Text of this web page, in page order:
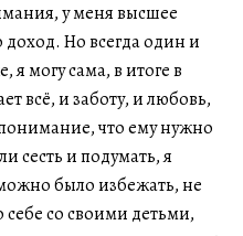
у меня высшее
Но всегда один и
могу сама, в итоге в
всё, и заботу, и любовь,
что ему нужно
сесть и подумать, я
было избежать, не
со своими детьми,